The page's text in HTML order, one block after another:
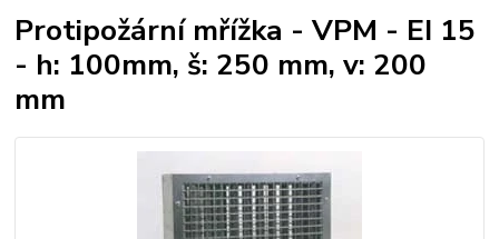
Protipožární mřížka - VPM - EI 15
- h: 100mm, š: 250 mm, v: 200
mm